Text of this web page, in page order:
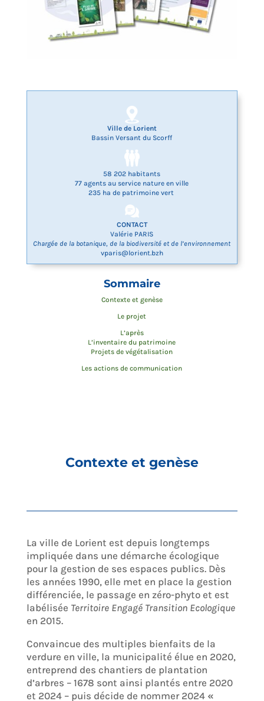
Ville de Lorient
Bassin Versant du Scorff
58 202 habitants
77 agents au service nature en ville
235 ha de patrimoine vert
CONTACT
Valérie PARIS
Chargée de la botanique, de la biodiversité et de l’environnement
vparis@lorient.bzh
Sommaire
Contexte et genèse
Le projet
L’après
L’inventaire du patrimoine
Projets de végétalisation
Les actions de communication
Contexte et genèse
La ville de Lorient est depuis longtemps
impliquée dans une démarche écologique
pour la gestion de ses espaces publics. Dès
les années 1990, elle met en place la gestion
différenciée, le passage en zéro-phyto et est
labélisée Territoire Engagé Transition Ecologique
en 2015.
Convaincue des multiples bienfaits de la
verdure en ville, la municipalité élue en 2020,
entreprend des chantiers de plantation
d’arbres – 1678 sont ainsi plantés entre 2020
et 2024 – puis décide de nommer 2024 «